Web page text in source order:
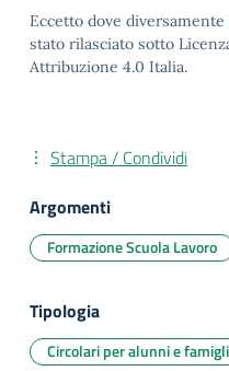
Eccetto dove
stato rilasciato sotto
Attribuzione 4.0 Italia.
Stampa / Condividi
Argomenti
Formazione Scuola Lavoro
Tipologia
Circolari per alunni e